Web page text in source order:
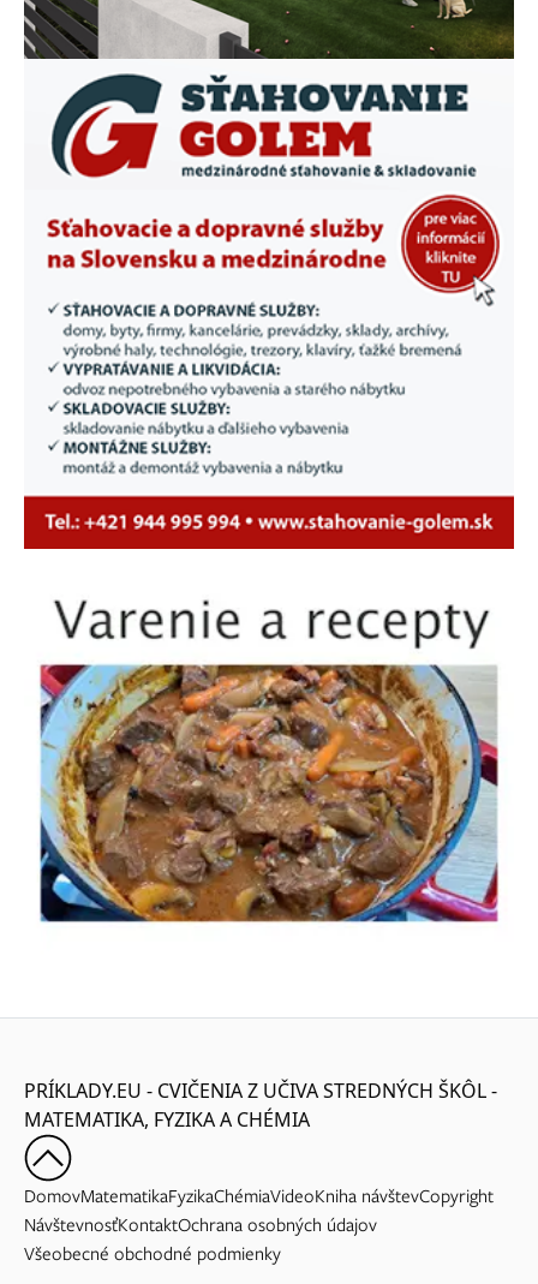
PRÍKLADY.EU - CVIČENIA Z UČIVA STREDNÝCH ŠKÔL -
MATEMATIKA, FYZIKA A CHÉMIA
DomovMatematikaFyzikaChémiaVideoKniha návštevCopyright
NávštevnosťKontaktOchrana osobných údajov
Všeobecné obchodné podmienky